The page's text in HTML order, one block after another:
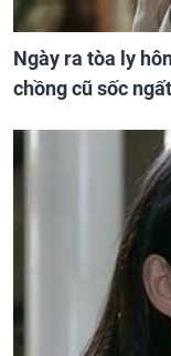
Ngày ra tòa ly
chồng cũ sốc ngất